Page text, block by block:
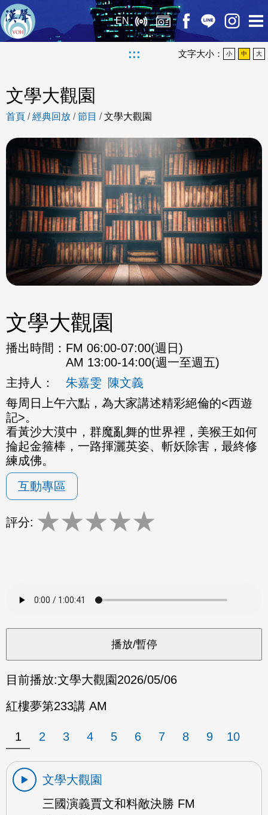
EN
::: 文字大小： 小 中 大
文學大觀園
首頁 /經典回放 /節目 /文學大觀園
文學大觀園
播出時間： FM 06:00-07:00(週日)
AM 13:00-14:00(週一至週五)
主持人：
朱嘉雯 陳文義
每周日上午六點，為大家講述精彩絕倫的<西遊
記>。
看黃沙大漠中，群魔亂舞的世界裡，美猴王如何
掄起金箍棒，一路揮灑英姿、斬妖除害，最終修
練成佛。
互動專區
評分: ★★★★★
目前播放:文學大觀園2026/05/06
紅樓夢第233講 AM
1 2 3 4 5 6 7 8 9 10
文學大觀園
三國演義賈文和料敵決勝 FM